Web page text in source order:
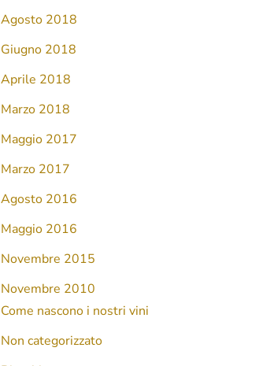
Agosto 2018
Giugno 2018
Aprile 2018
Marzo 2018
Maggio 2017
Marzo 2017
Agosto 2016
Maggio 2016
Novembre 2015
Novembre 2010
Come nascono i nostri vini
Non categorizzato